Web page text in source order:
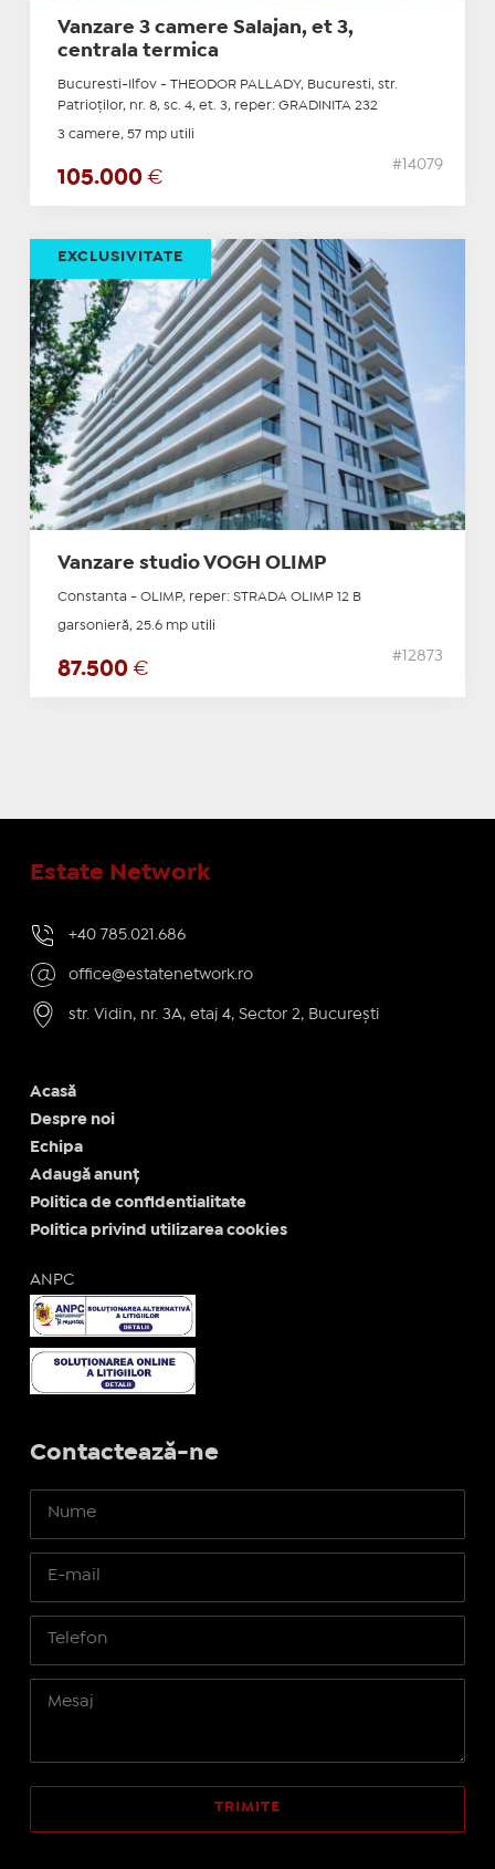
Vanzare 3 camere Salajan, et 3,
centrala termica
Bucuresti-Ilfov - THEODOR PALLADY, Bucuresti, str.
Patrioţilor, nr. 8, sc. 4, et. 3, reper: GRADINITA 232
3 camere, 57 mp utili
105.000 €
#14079
Vanzare studio VOGH OLIMP
Constanta - OLIMP, reper: STRADA OLIMP 12 B
garsonieră, 25.6 mp utili
87.500 €
#12873
EXCLUSIVITATE
Estate Network
+40 785.021.686
office@estatenetwork.ro
str. Vidin, nr. 3A, etaj 4, Sector 2, București
Acasă
Despre noi
Echipa
Adaugă anunț
Politica de confidentialitate
Politica privind utilizarea cookies
ANPC
Contactează-ne